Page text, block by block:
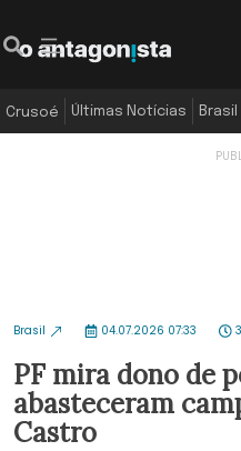
Crusoé Últimas Notícias Brasil
Brasil 04.07.2026 07:33
PF mira dono de
abasteceram
Castro